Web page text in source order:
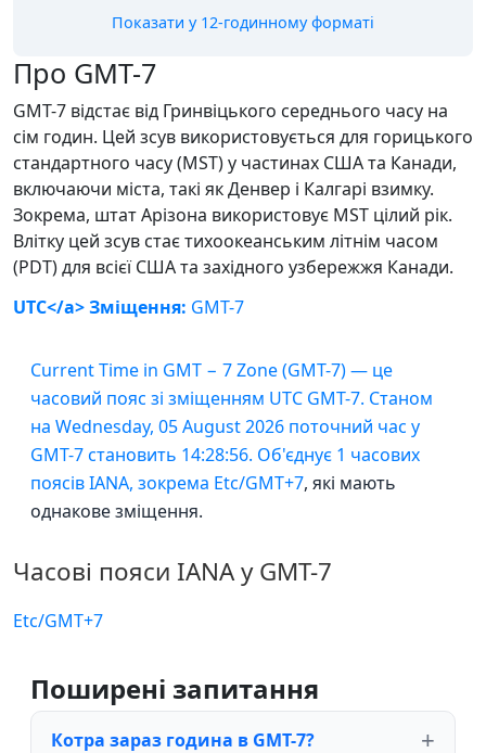
Показати у 12-годинному форматі
Про GMT-7
GMT-7 відстає від Гринвіцького середнього часу на
сім годин. Цей зсув використовується для горицького
стандартного часу (MST) у частинах США та Канади,
включаючи міста, такі як Денвер і Калгарі взимку.
Зокрема, штат Арізона використовує MST цілий рік.
Влітку цей зсув стає тихоокеанським літнім часом
(PDT) для всієї США та західного узбережжя Канади.
UTC</a> Зміщення: GMT-7
Current Time in GMT − 7 Zone (GMT-7) — це
часовий пояс зі зміщенням UTC GMT-7. Станом
на Wednesday, 05 August 2026 поточний час у
GMT-7 становить 14:28:56. Об'єднує 1 часових
поясів IANA, зокрема Etc/GMT+7, які мають
однакове зміщення.
Часові пояси IANA у GMT-7
Etc/GMT+7
Поширені запитання
Котра зараз година в GMT-7?